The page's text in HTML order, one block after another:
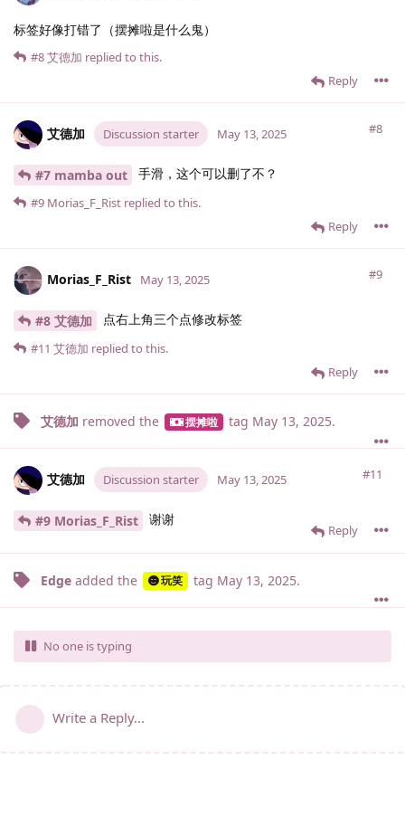
标签好像打错了（摆摊啦是什么鬼）
Reply
#8艾德加 replied to this.
艾德加 Discussion starter #8
May 13, 2025
#7 mamba out 手滑，这个可以删了不？
Reply
#9 Morias_F_Rist replied to this.
Morias_F_Rist #9
May 13, 2025
#8 艾德加 点右上角三个点修改标签
Reply
#11 艾德加 replied to this.
艾德加 removed the 摆摊啦 tag May 13, 2025.
艾德加 Discussion starter #11
May 13, 2025
#9 Morias_F_Rist 谢谢
Reply
Edge added the 玩笑 tag May 13, 2025.
No one is typing
Write a Reply...